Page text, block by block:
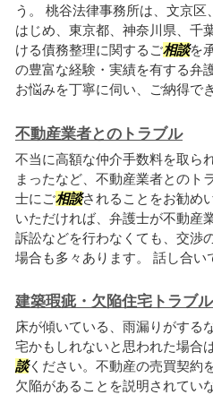
う。 桃谷法律事務所は、文京
はじめ、東京都、神奈川県、千
ける債務整理に関するご相談を
の豊富な経験・実績を有する弁
お悩みを丁寧に伺い、ご納得で
不動産業者とのトラブル
不当に高額な仲介手数料を取ら
まったなど、不動産業者とのト
士にご相談されることをお勧め
いただければ、弁護士が不動産
訴訟などを行わなくても、交渉
場合も多々あります。 話し合い
建築瑕疵・欠陥住宅トラブル
床が傾いている、雨漏りがする
宅かもしれないと思われた場合
談ください。不動産の売買契約
欠陥があることを説明されてい